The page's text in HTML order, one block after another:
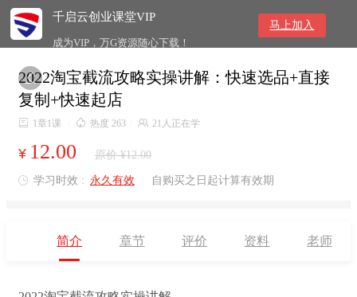
千启云创业课堂VIP
成为VIP，万G资源随心下载！
马上加入

2022淘宝截流攻略实操讲解：快速选品+直接
复制+快速起店
 1章1课  热度 263  21人正在学
¥ 12.00 原价 ¥12.00
 学习时效 : 永久有效 自购买之日起计算有效期
简介 章节 评价 资料 老师